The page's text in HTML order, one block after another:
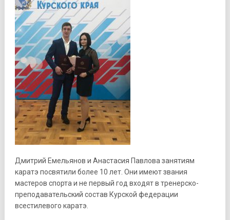
Дмитрий Емельянов и Анастасия Павлова занятиям
каратэ посвятили более 10 лет. Они имеют звания
мастеров спорта и не первый год входят в тренерско-
преподавательский состав Курской федерации
всестилевого каратэ.